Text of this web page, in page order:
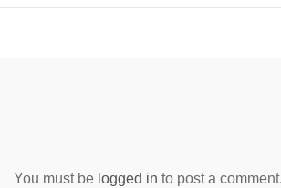
You must be logged in to post a comment.